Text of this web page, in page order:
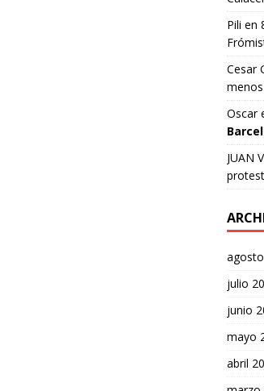
Pili en
Cesar
Oscar
JUAN
julio
junio
mayo
abril